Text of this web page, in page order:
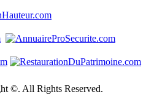
©. All Rights Reserved.